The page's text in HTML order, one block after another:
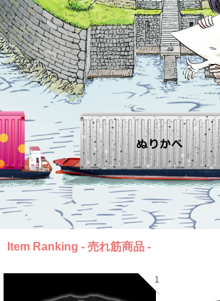
Item Ranking - 売れ筋商品 -
1